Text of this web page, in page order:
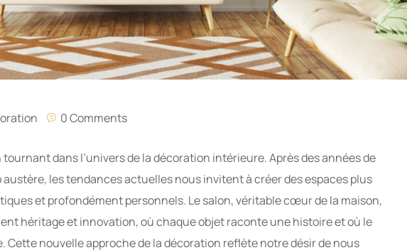
0 Comments
tournant dans l’univers de la décoration intérieure. Après des années de
les tendances actuelles nous invitent à créer des espaces plus
et profondément personnels. Le salon, véritable cœur de la maison,
héritage et innovation, où chaque objet raconte une histoire et où le
Cette nouvelle approche de la décoration reflète notre désir de nous